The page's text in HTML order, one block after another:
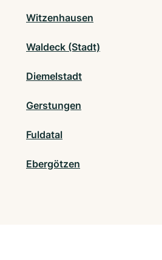
Witzenhausen
Waldeck (Stadt)
Diemelstadt
Gerstungen
Fuldatal
Ebergötzen